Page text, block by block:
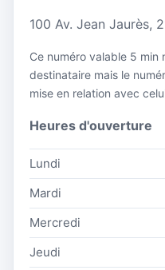
100 Av. Jean Jaurès,
Ce numéro valable 5 min
destinataire mais le
mise en relation avec
Heures d'ouverture
Lundi
Mardi
Mercredi
Jeudi